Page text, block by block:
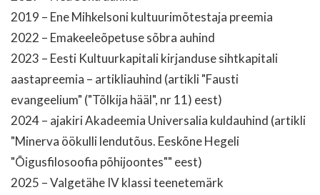
2019 – Ene Mihkelsoni kultuurimõtestaja preemia
2022 – Emakeeleõpetuse sõbra auhind
2023 – Eesti Kultuurkapitali kirjanduse sihtkapitali
aastapreemia – artikliauhind (artikli "Fausti
evangeelium" ("Tõlkija hääl", nr 11) eest)
2024 – ajakiri Akadeemia Universalia kuldauhind (artikli
"Minerva öökulli lendutõus. Eeskõne Hegeli
"Õigusfilosoofia põhijoontes"" eest)
2025 – Valgetähe IV klassi teenetemärk